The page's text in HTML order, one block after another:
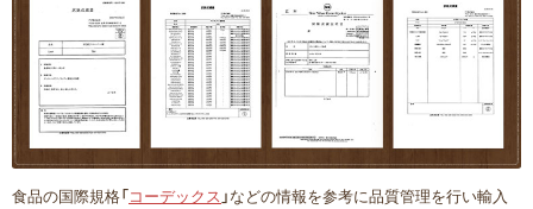
食品の国際規格「コーデックス 」などの情報を参考に品質管理を行い輸入